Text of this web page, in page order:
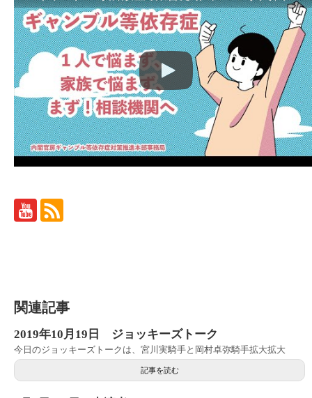
関連記事
2019年10月19日 ジョッキーズトーク
今日のジョッキーズトークは、宮川実騎手と岡村卓弥騎手拡大拡大
記事を読む